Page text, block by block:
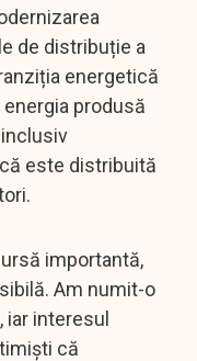
de distribuție a
energetică
produsă
este distribuită
importantă,
Am numit-o
iar interesul
că